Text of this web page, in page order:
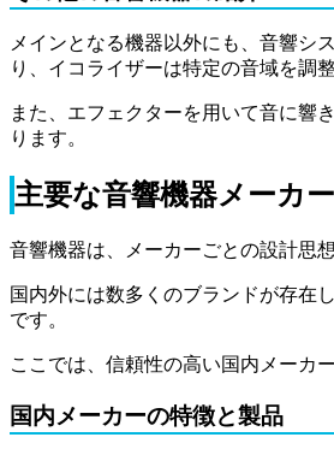
メインとなる機器以外にも、音響シ
り、イコライザーは特定の音域を調
また、エフェクターを用いて音に響
ります。
主要な音響機器メーカー
音響機器は、メーカーごとの設計思
国内外には数多くのブランドが存在
です。
ここでは、信頼性の高い国内メーカ
国内メーカーの特徴と製品